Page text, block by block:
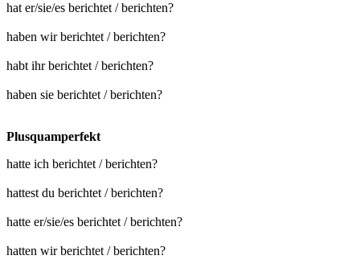
hat er/sie/es berichtet / berichten?
haben wir berichtet / berichten?
habt ihr berichtet / berichten?
haben sie berichtet / berichten?
Plusquamperfekt
hatte ich berichtet / berichten?
hattest du berichtet / berichten?
hatte er/sie/es berichtet / berichten?
hatten wir berichtet / berichten?